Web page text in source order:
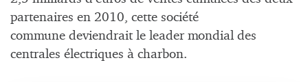
partenaires en 2010, cette société
commune deviendrait le leader mondial des
centrales électriques à charbon.